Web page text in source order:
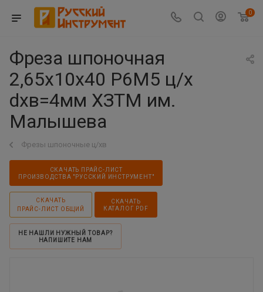
0
Фреза шпоночная
2,65х10х40 Р6М5 ц/х
dхв=4мм ХЗТМ им.
Малышева
Фрезы шпоночные ц/хв
СКАЧАТЬ ПРАЙС-ЛИСТ
ПРОИЗВОДСТВА "РУССКИЙ ИНСТРУМЕНТ"
СКАЧАТЬ
ПРАЙС-ЛИСТ ОБЩИЙ
СКАЧАТЬ
КАТАЛОГ PDF
НЕ НАШЛИ НУЖНЫЙ ТОВАР?
НАПИШИТЕ НАМ